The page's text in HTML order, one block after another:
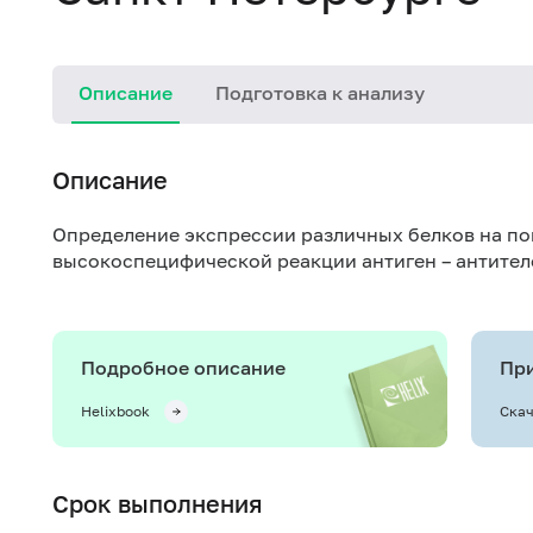
Описание Подготовка к анализу
Описание
Определение экспрессии различных белков на
высокоспецифической реакции антиген –
Подробное описание
Helixbook
Срок выполнения